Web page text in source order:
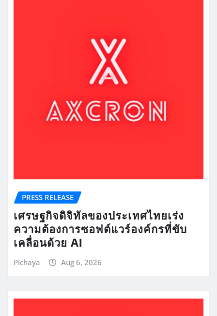
PRESS RELEASE
เศรษฐกิจดิจิทัลของประเทศไทยเร่ง
ความต้องการซอฟต์แวร์องค์กรที่ขับ
เคลื่อนด้วย AI
Pichaya Aug 6, 2026